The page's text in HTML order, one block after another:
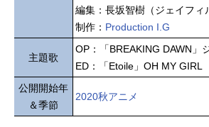
編集：長坂智樹（ジェイフィ
制作： Production I.G
主題歌
OP：「BREAKING DAWN」
ED：「Etoile」OH MY GIRL
公開開始年
＆季節
2020秋アニメ